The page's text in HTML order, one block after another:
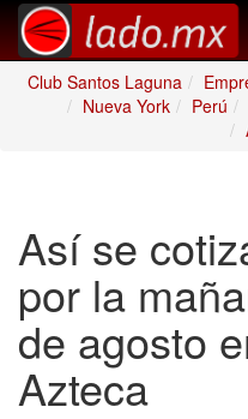
Club Santos Laguna
Nueva York
Perú
Así se
por la
de agosto
Azteca